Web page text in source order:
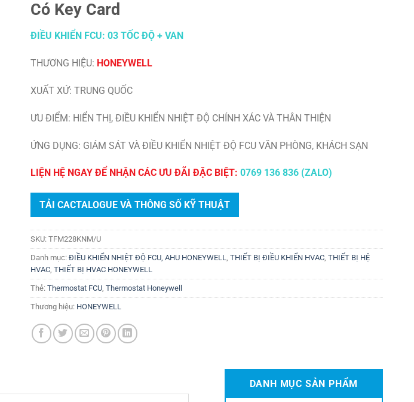
Có Key Card
ĐIỀU KHIỂN FCU: 03 TỐC ĐỘ + VAN
THƯƠNG HIỆU: HONEYWELL
XUẤT XỨ: TRUNG QUỐC
ƯU ĐIỂM: HIỂN THỊ, ĐIỀU KHIỂN NHIỆT ĐỘ CHÍNH XÁC VÀ THÂN THIỆN
ỨNG DỤNG: GIÁM SÁT VÀ ĐIỀU KHIỂN NHIỆT ĐỘ FCU VĂN PHÒNG, KHÁCH SẠN
LIỆN HỆ NGAY ĐỂ NHẬN CÁC ƯU ĐÃI ĐẶC BIỆT: 0769 136 836 (ZALO)
TẢI CACTALOGUE VÀ THÔNG SỐ KỸ THUẬT
SKU: TFM228KNM/U
Danh mục: ĐIỀU KHIỂN NHIỆT ĐỘ FCU, AHU HONEYWELL THIẾT BỊ ĐIỀU KHIỂN HVAC THIẾT BỊ HỆ
HVAC THIẾT BỊ HVAC HONEYWELL
Thẻ: Thermostat FCU Thermostat Honeywell
Thương hiệu: HONEYWELL
DANH MỤC SẢN PHẨM